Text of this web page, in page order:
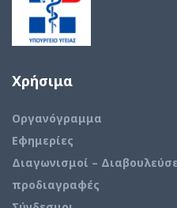
Χρήσιμα
Οργανόγραμμα
Εφημερίες
Διαγωνισμοί –
προδιαγραφές